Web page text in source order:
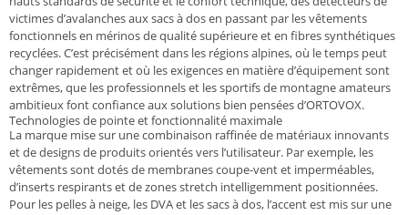
victimes d’avalanches aux sacs à dos en passant par les vêtements
fonctionnels en mérinos de qualité supérieure et en fibres synthétiques
recyclées. C’est précisément dans les régions alpines, où le temps peut
changer rapidement et où les exigences en matière d’équipement sont
extrêmes, que les professionnels et les sportifs de montagne amateurs
ambitieux font confiance aux solutions bien pensées d’ORTOVOX.
Technologies de pointe et fonctionnalité maximale
La marque mise sur une combinaison raffinée de matériaux innovants
et de designs de produits orientés vers l’utilisateur. Par exemple, les
vêtements sont dotés de membranes coupe-vent et imperméables,
d’inserts respirants et de zones stretch intelligemment positionnées.
Pour les pelles à neige, les DVA et les sacs à dos, l’accent est mis sur une